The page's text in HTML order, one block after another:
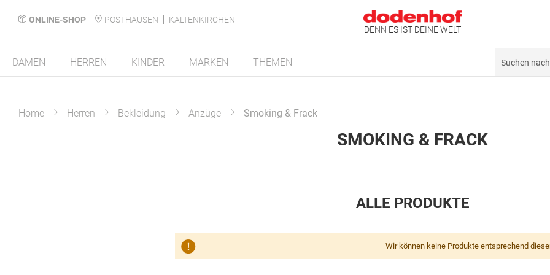
ONLINE-SHOP POSTHAUSEN
KALTENKIRCHEN
DENN ES IST DEINE WELT
DAMEN HERREN KINDER MARKEN THEMEN
Home Herren Bekleidung Anzüge Smoking & Frack
SMOKING & FRACK
ALLE PRODUKTE
Wir können keine Produkte entsprechend